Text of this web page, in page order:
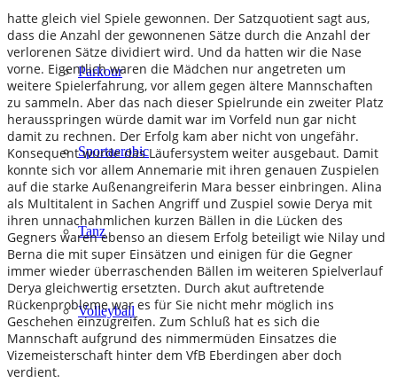
Parkour
Sportaerobic
Tanz
Volleyball
hatte gleich viel Spiele gewonnen. Der Satzquotient sagt aus,
dass die Anzahl der gewonnenen Sätze durch die Anzahl der
verlorenen Sätze dividiert wird. Und da hatten wir die Nase
vorne. Eigentlich waren die Mädchen nur angetreten um
weitere Spielerfahrung, vor allem gegen ältere Mannschaften
zu sammeln. Aber das nach dieser Spielrunde ein zweiter Platz
herausspringen würde damit war im Vorfeld nun gar nicht
damit zu rechnen. Der Erfolg kam aber nicht von ungefähr.
Konsequent wurde das Läufersystem weiter ausgebaut. Damit
konnte sich vor allem Annemarie mit ihren genauen Zuspielen
auf die starke Außenangreiferin Mara besser einbringen. Alina
als Multitalent in Sachen Angriff und Zuspiel sowie Derya mit
ihren unnachahmlichen kurzen Bällen in die Lücken des
Gegners waren ebenso an diesem Erfolg beteiligt wie Nilay und
Berna die mit super Einsätzen und einigen für die Gegner
immer wieder überraschenden Bällen im weiteren Spielverlauf
Derya gleichwertig ersetzten. Durch akut auftretende
Rückenprobleme war es für Sie nicht mehr möglich ins
Geschehen einzugreifen. Zum Schluß hat es sich die
Mannschaft aufgrund des nimmermüden Einsatzes die
Vizemeisterschaft hinter dem VfB Eberdingen aber doch
verdient.